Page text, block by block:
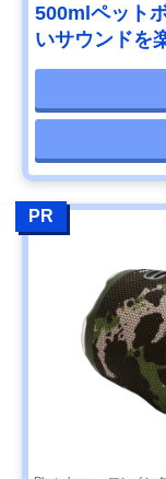
500mlペット
いサウンドを
PR